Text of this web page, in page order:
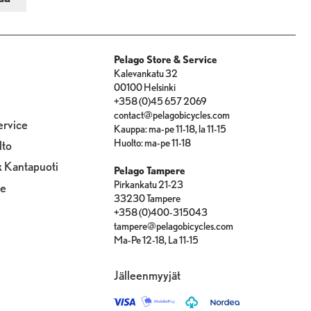
Kantapuoti
Pelago Store & Service
Kalevankatu 32
00100 Helsinki
+358 (0)45 657 2069
contact@pelagobicycles.com
Kauppa: ma-pe 11-18, la 11-15
Huolto: ma-pe 11-18
Pelago Tampere
Pirkankatu 21-23
33230 Tampere
+358 (0)400-315043
tampere@pelagobicycles.com
Ma-Pe 12-18, La 11-15
Jälleenmyyjät